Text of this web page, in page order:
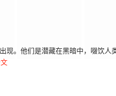
。他们是潜藏在黑暗中，啜饮人